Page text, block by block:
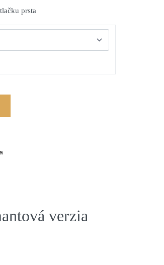
prsta
verzia